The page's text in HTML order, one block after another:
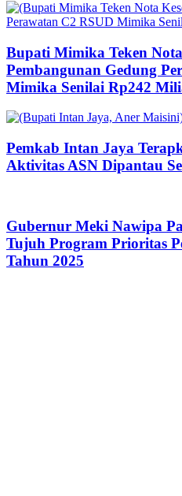
Bupati Mimika Teken
Pembangunan Gedung
Mimika Senilai Rp242
Pemkab Intan Jaya
Aktivitas ASN Dipantau
Gubernur Meki Nawipa
Tujuh Program Prioritas
Tahun 2025